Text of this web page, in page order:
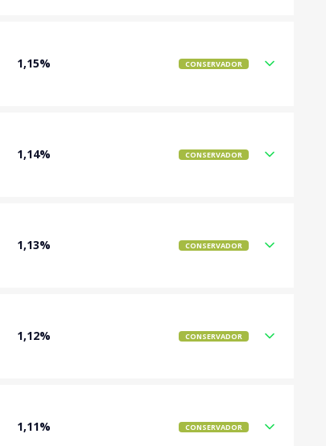
1,15% CONSERVADOR
1,14% CONSERVADOR
1,13% CONSERVADOR
1,12% CONSERVADOR
1,11% CONSERVADOR